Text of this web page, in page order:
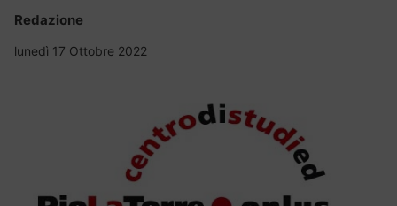
Redazione
lunedì 17 Ottobre 2022